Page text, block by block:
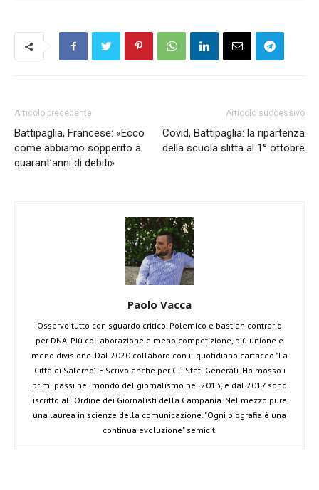
Articolo precedente
Battipaglia, Francese: «Ecco
come abbiamo sopperito a
quarant’anni di debiti»
Articolo successivo
Covid, Battipaglia: la ripartenza
della scuola slitta al 1° ottobre
Paolo Vacca
Osservo tutto con sguardo critico. Polemico e bastian contrario
per DNA. Più collaborazione e meno competizione, più unione e
meno divisione. Dal 2020 collaboro con il quotidiano cartaceo "La
Città di Salerno". E Scrivo anche per Gli Stati Generali. Ho mosso i
primi passi nel mondo del giornalismo nel 2013, e dal 2017 sono
iscritto all'Ordine dei Giornalisti della Campania. Nel mezzo pure
una laurea in scienze della comunicazione. "Ogni biografia è una
continua evoluzione" semicit.